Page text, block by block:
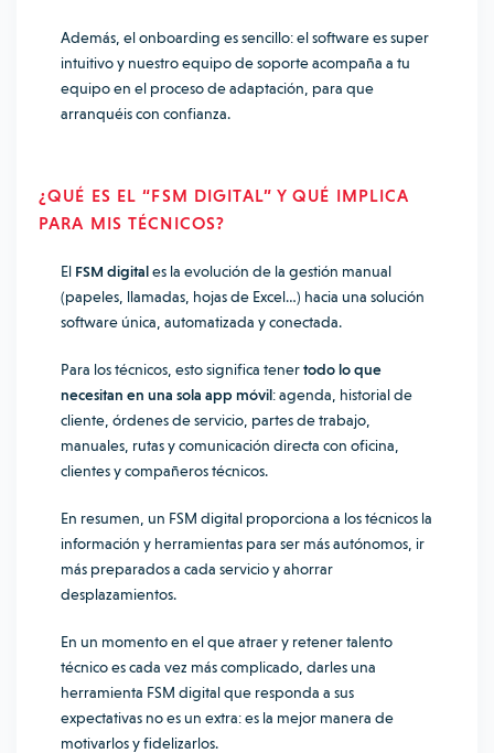
Además, el onboarding es sencillo: el software es super
intuitivo y nuestro equipo de soporte acompaña a tu
equipo en el proceso de adaptación, para que
arranquéis con confianza.
¿QUÉ ES EL “FSM DIGITAL” Y QUÉ IMPLICA
PARA MIS TÉCNICOS?
El FSM digitales la evolución de la gestión manual
(papeles, llamadas, hojas de Excel…) hacia una solución
software única, automatizada y conectada.
Para los técnicos, esto significa tenertodo lo que
necesitan en una sola app móvil: agenda, historial de
cliente, órdenes de servicio, partes de trabajo,
manuales, rutas y comunicación directa con oficina,
clientes y compañeros técnicos.
En resumen, un FSM digital proporciona a los técnicos la
información y herramientas para ser más autónomos, ir
más preparados a cada servicio y ahorrar
desplazamientos.
En un momento en el que atraer y retener talento
técnico es cada vez más complicado, darles una
herramienta FSM digital que responda a sus
expectativas no es un extra: es la mejor manera de
motivarlos y fidelizarlos.